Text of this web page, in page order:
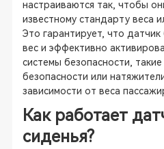
настраиваются так, чтобы
известному стандарту веса
Это гарантирует, что
вес и эффективно
системы безопасности,
безопасности или
зависимости от веса
Как работает
сиденья?